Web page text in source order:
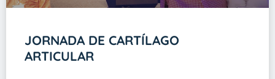
JORNADA DE CARTÍLAGO
ARTICULAR